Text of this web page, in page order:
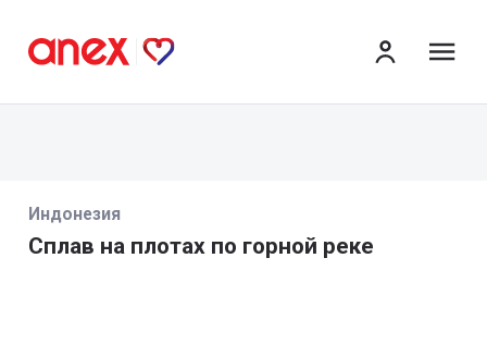
Индонезия
Сплав на плотах по горной реке